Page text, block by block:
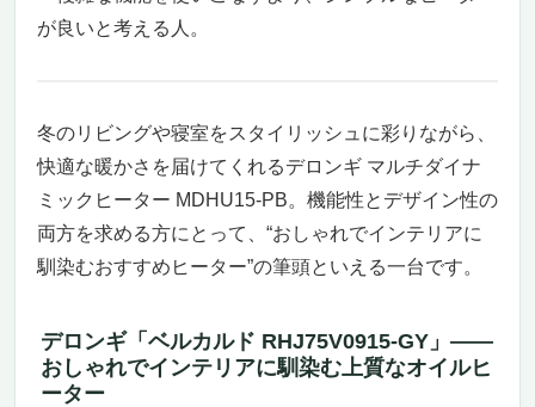
が良いと考える人。
冬のリビングや寝室をスタイリッシュに彩りながら、
快適な暖かさを届けてくれるデロンギ マルチダイナ
ミックヒーター MDHU15-PB。機能性とデザイン性の
両方を求める方にとって、“おしゃれでインテリアに
馴染むおすすめヒーター”の筆頭といえる一台です。
デロンギ「ベルカルド RHJ75V0915-GY」——
おしゃれでインテリアに馴染む上質なオイルヒ
ーター